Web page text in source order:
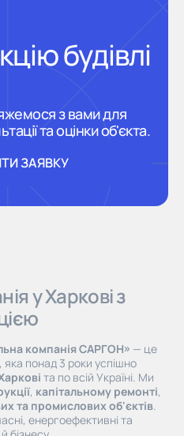
будівлі
з вами для
та оцінки об'єкта.
ЗАЯВКУ
у Харкові з
компанія САРГОН» — це
яка понад 3 роки успішно
та по всій Україні. Ми
, капітальному ремонті,
та промислових об'єктів.
енергоефективні та